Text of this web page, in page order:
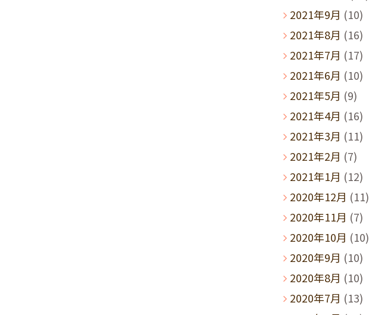
2021年9月 (10)
2021年8月 (16)
2021年7月 (17)
2021年6月 (10)
2021年5月 (9)
2021年4月 (16)
2021年3月 (11)
2021年2月 (7)
2021年1月 (12)
2020年12月 (11)
2020年11月 (7)
2020年10月 (10)
2020年9月 (10)
2020年8月 (10)
2020年7月 (13)